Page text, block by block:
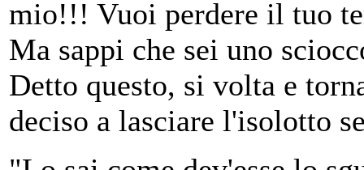
mio!!! Vuoi perdere il tuo
Ma sappi che sei uno
Detto questo, si volta e
deciso a lasciare l'isolotto